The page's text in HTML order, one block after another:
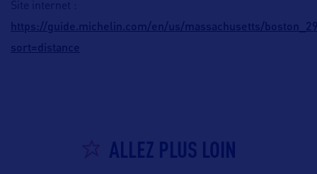
Site internet :
https://guide.michelin.com/en/us/massachusetts/
sort=distance
ALLEZ PLUS LOIN